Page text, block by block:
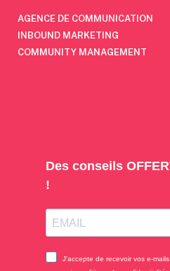
AGENCE DE COMMUNICATION
INBOUND MARKETING
COMMUNITY MANAGEMENT